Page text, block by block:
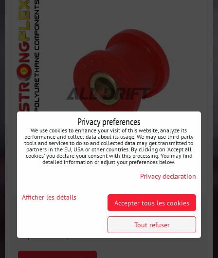
Disponibilité:
Privacy preferences
We use cookies to enhance your visit of this website, analyze its
performance and collect data about its usage. We may use third-party
tools and services to do so and collected data may get transmitted to
partners in the EU, USA or other countries. By clicking on 'Accept all
cookies' you declare your consent with this processing. You may find
detailed information or adjust your preferences below.
Privacy declaration
Afficher les détails
Accepter tous les cookies
Tout refuser